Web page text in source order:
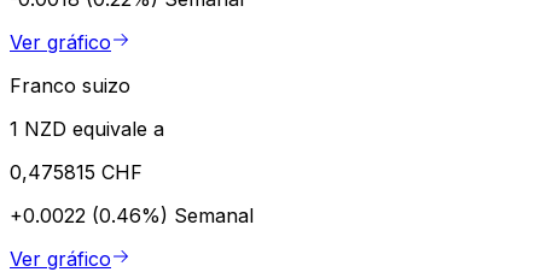
Ver gráfico
Franco suizo
1 NZD equivale a
0,475815 CHF
+0.0022 (0.46%) Semanal
Ver gráfico